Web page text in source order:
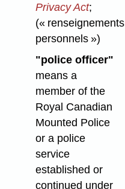
Privacy Act;
(« renseignements
personnels »)
"police officer"
means a
member of the
Royal Canadian
Mounted Police
or a police
service
established or
continued under